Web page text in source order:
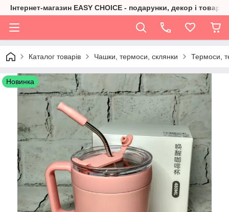
Інтернет-магазин EASY CHOICE - подарунки, декор і товари
Каталог товарів Чашки, термоси, склянки Термоси,
Новинка